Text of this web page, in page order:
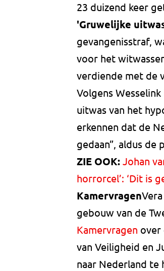
23 duizend keer
'Gruwelijke
gevangenisstraf,
voor het
verdiende met de
Volgens
uitwas van het
erkennen dat de
gedaan”, aldus de
ZIE OOK: Johan
horrorcel’: ‘Dit is
Kamervragen
gebouw van de
Kamervragen over
van Veiligheid en
naar Nederland te